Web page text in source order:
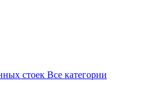
стоек Все категории